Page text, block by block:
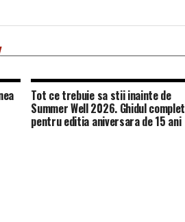
Tot ce trebuie sa stii inainte de
Summer Well 2026. Ghidul complet
pentru editia aniversara de 15 ani